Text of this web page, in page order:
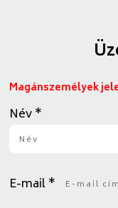
Magánszemélyek
Név*
E-mail*